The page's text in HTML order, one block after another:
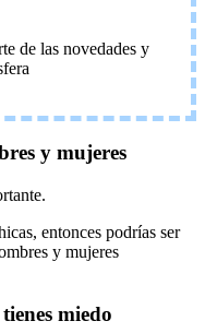
de las novedades y
y mujeres
entonces podrías ser
y mujeres
miedo